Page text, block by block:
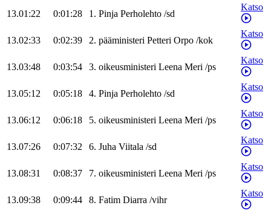
13.01:22
0:01:28 1. Pinja Perholehto /sd
Katso
13.02:33 0:02:39 2. pääministeri Petteri Orpo /kok
Katso
13.03:48 0:03:54 3. oikeusministeri Leena Meri /ps
Katso
13.05:12 0:05:18 4. Pinja Perholehto /sd
Katso
13.06:12 0:06:18 5. oikeusministeri Leena Meri /ps
Katso
13.07:26 0:07:32 6. Juha Viitala /sd
Katso
13.08:31 0:08:37 7. oikeusministeri Leena Meri /ps
Katso
13.09:38 0:09:44 8. Fatim Diarra /vihr
Katso